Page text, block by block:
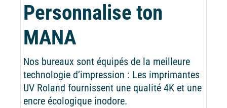
Personnalise ton
MANA
Nos bureaux sont équipés de la meilleure
technologie d’impression : Les imprimantes
UV Roland fournissent une qualité 4K et une
encre écologique inodore.